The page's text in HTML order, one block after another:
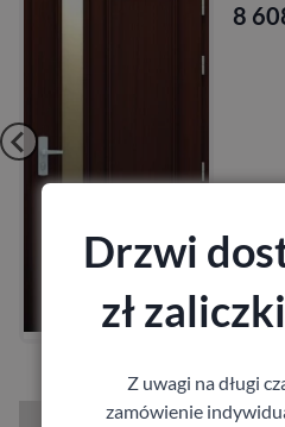
Drzwi
zł
Z uwagi na długi
zamówienie